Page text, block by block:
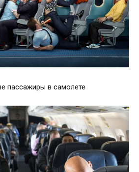
пассажиры в самолете